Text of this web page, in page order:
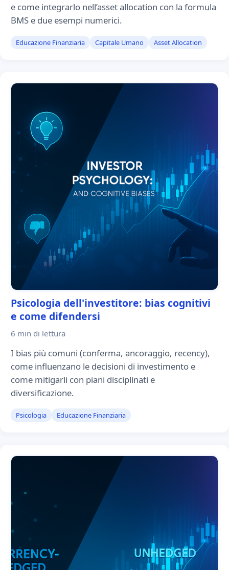
e come integrarlo nell’asset allocation con la formula
BMS e due esempi numerici.
Educazione Finanziaria Capitale Umano Asset Allocation
Psicologia dell'investitore: bias cognitivi
e come difendersi
6 min di lettura
I bias più comuni (conferma, ancoraggio, recency),
come influenzano le decisioni di investimento e
come mitigarli con piani disciplinati e
diversificazione.
Psicologia Educazione Finanziaria